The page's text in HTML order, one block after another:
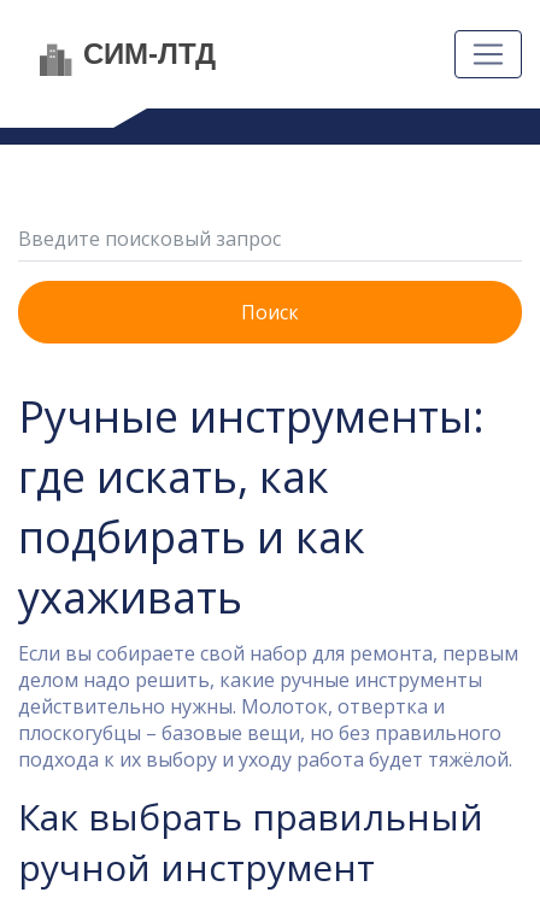
Поиск
Ручные инструменты:
где искать, как
подбирать и как
ухаживать
Если вы собираете свой набор для ремонта, первым
делом надо решить, какие ручные инструменты
действительно нужны. Молоток, отвертка и
плоскогубцы – базовые вещи, но без правильного
подхода к их выбору и уходу работа будет тяжёлой.
Как выбрать правильный
ручной инструмент